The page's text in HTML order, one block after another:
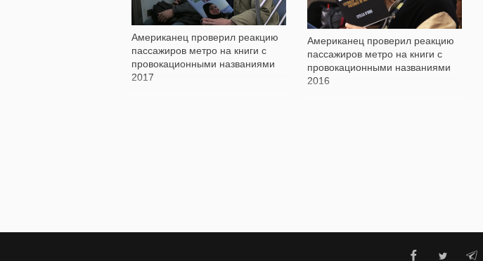
Американец проверил реакцию
пассажиров метро на книги с
провокационными названиями
2017
Американец проверил реакцию
пассажиров метро на книги с
провокационными названиями
2016